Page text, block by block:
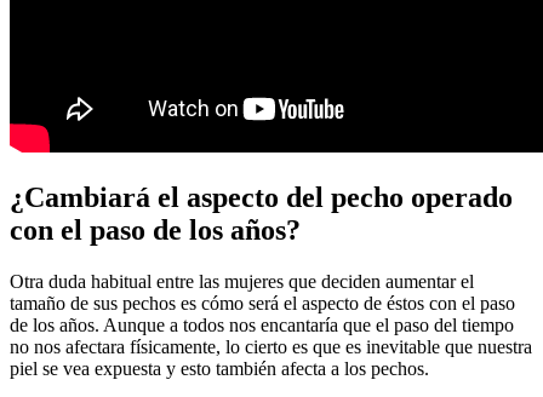
¿Cambiará el aspecto del pecho operado
con el paso de los años?
Otra duda habitual entre las mujeres que deciden aumentar el
tamaño de sus pechos es cómo será el aspecto de éstos con el paso
de los años. Aunque a todos nos encantaría que el paso del tiempo
no nos afectara físicamente, lo cierto es que es inevitable que nuestra
piel se vea expuesta y esto también afecta a los pechos.